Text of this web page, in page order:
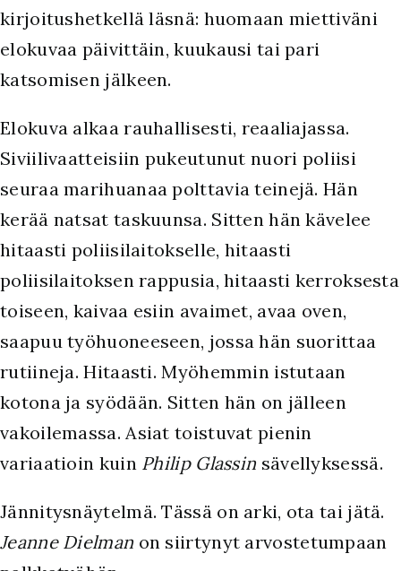
kirjoitushetkellä läsnä: huomaan miettiväni
elokuvaa päivittäin, kuukausi tai pari
katsomisen jälkeen.
Elokuva alkaa rauhallisesti, reaaliajassa.
Siviilivaatteisiin pukeutunut nuori poliisi
seuraa marihuanaa polttavia teinejä. Hän
kerää natsat taskuunsa. Sitten hän kävelee
hitaasti poliisilaitokselle, hitaasti
poliisilaitoksen rappusia, hitaasti kerroksesta
toiseen, kaivaa esiin avaimet, avaa oven,
saapuu työhuoneeseen, jossa hän suorittaa
rutiineja. Hitaasti. Myöhemmin istutaan
kotona ja syödään. Sitten hän on jälleen
vakoilemassa. Asiat toistuvat pienin
variaatioin kuin Philip Glassin sävellyksessä.
Jännitysnäytelmä. Tässä on arki, ota tai jätä.
Jeanne Dielman on siirtynyt arvostetumpaan